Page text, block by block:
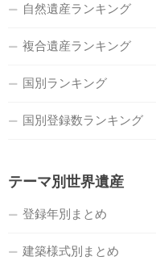
自然遺産ランキング
複合遺産ランキング
国別ランキング
国別登録数ランキング
テーマ別世界遺産
登録年別まとめ
建築様式別まとめ